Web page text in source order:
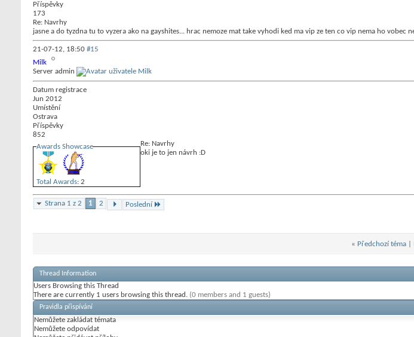
Příspěvky
173
Re: Navrhy
jasne a do tyzdna tu to vyzera ako na gayshites... hrac nemoze mat take vyhodi ked ma vip ze ten co vip nema ho vobec
21-07-12, 18:50 #15
Milk
Server admin
Datum registrace
Jun 2012
Umístění
Ostrava
Příspěvky
852
Awards Showcase
Total Awards: 2
Re: Navrhy
oki je to jen návrh :D
Strana 1 z 2 1 2 Poslední
« Předchozí téma
Thread Information
Users Browsing this Thread
There are currently 1 users browsing this thread. (0 members and 1 guests)
Pravidla přispívání
Nemůžete zakládat témata
Nemůžete odpovídat